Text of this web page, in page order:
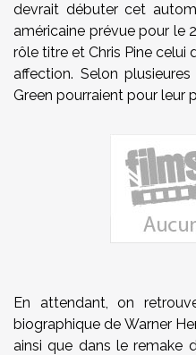
devrait débuter cet
américaine prévue pour le
rôle titre et Chris Pine celui
affection. Selon
Green pourraient pour leur
En attendant, on
biographique de Warner
ainsi que dans le remake